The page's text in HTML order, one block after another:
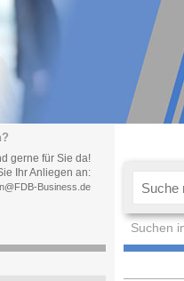
gerne für Sie da!
Ihr Anliegen an:
Business.de
Suchen